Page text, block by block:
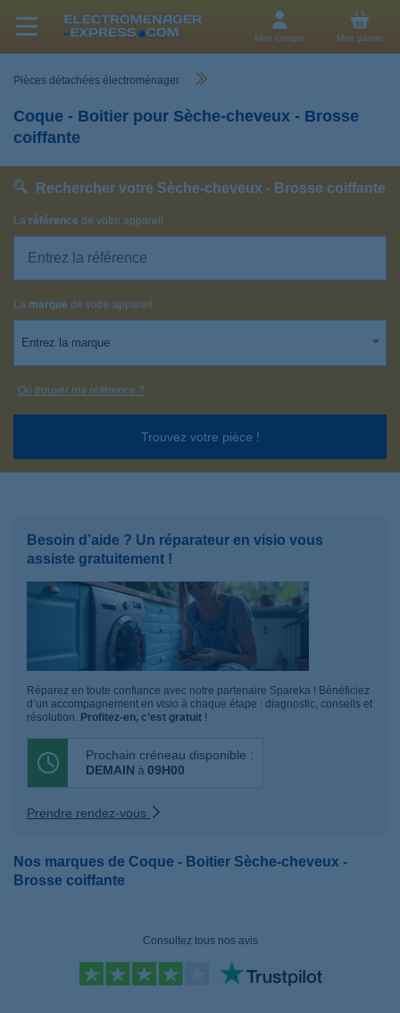
Mon compte Mon panier
Pièces détachées électroménager
Coque - Boitier pour Sèche-cheveux - Brosse
coiffante
Rechercher votre Sèche-cheveux - Brosse coiffante
La référence de votre appareil
La marque de votre appareil
Entrez la marque
Trouvez votre pièce !
Où trouver ma référence ?
Besoin d’aide ? Un réparateur en visio vous
assiste gratuitement !
Réparez en toute confiance avec notre partenaire Spareka ! Bénéficiez
d’un accompagnement en visio à chaque étape : diagnostic, conseils et
résolution. Profitez-en, c’est gratuit !
Prochain créneau disponible :
DEMAIN à 09H00
Prendre rendez-vous
Nos marques de Coque - Boitier Sèche-cheveux -
Brosse coiffante
Consultez tous nos avis